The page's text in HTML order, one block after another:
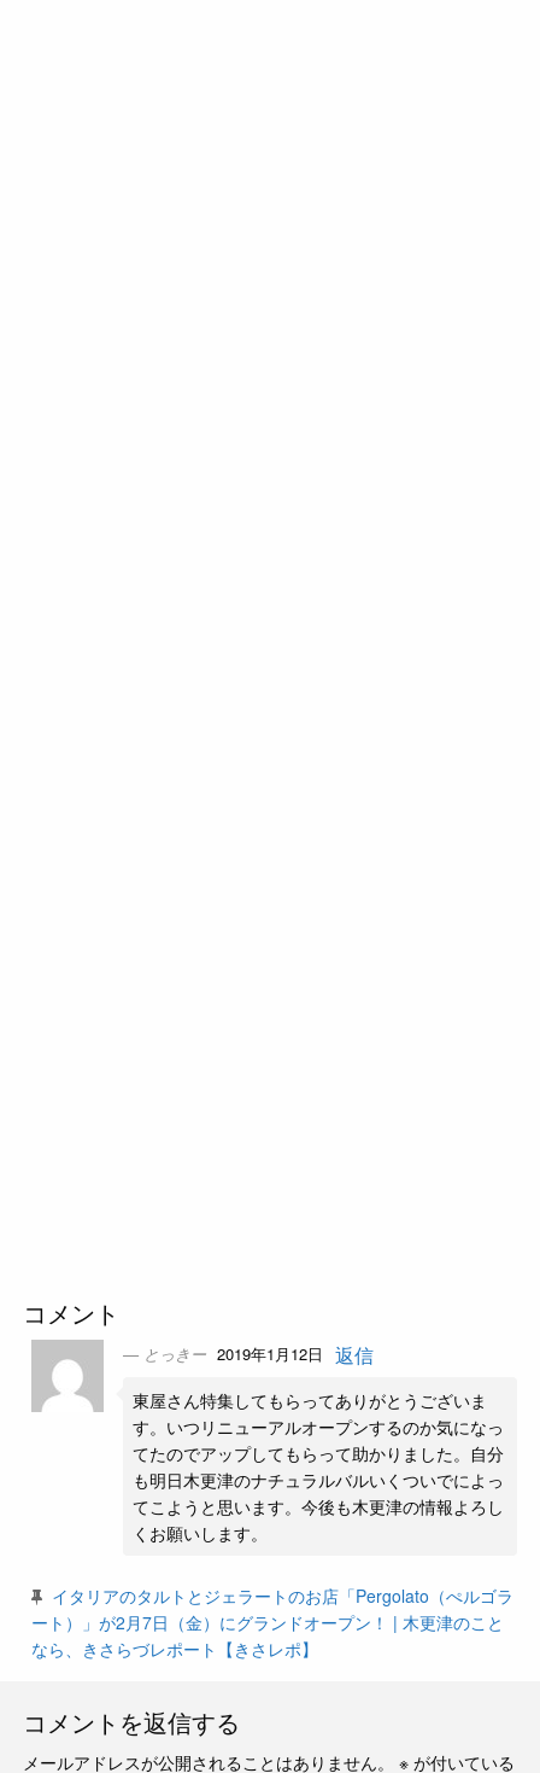
コメント
とっきー 2019年1月12日 返信
東屋さん特集してもらってありがとうございま
す。いつリニューアルオープンするのか気になっ
てたのでアップしてもらって助かりました。自分
も明日木更津のナチュラルバルいくついでによっ
てこようと思います。今後も木更津の情報よろし
くお願いします。
イタリアのタルトとジェラートのお店「Pergolato（ぺルゴラ
ート）」が2月7日（金）にグランドオープン！ | 木更津のこと
なら、きさらづレポート【きさレポ】
コメントを返信する
メールアドレスが公開されることはありません。 ※ が付いている